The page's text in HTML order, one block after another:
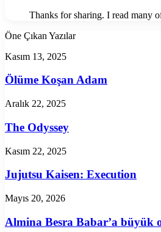
Thanks for sharing. I read many
Öne Çıkan Yazılar
Ölüme
Adam
Kasım 13, 2025
Ölüme Koşan Adam
The
Aralık 22, 2025
The Odyssey
Jujutsu
Execution
Kasım 22, 2025
Jujutsu Kaisen: Execution
Almina
Babar’a
Mayıs 20, 2026
Almina Besra Babar’a büyük